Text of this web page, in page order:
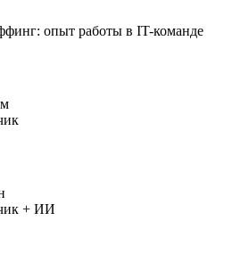
опыт работы в IT-команде
+ ИИ